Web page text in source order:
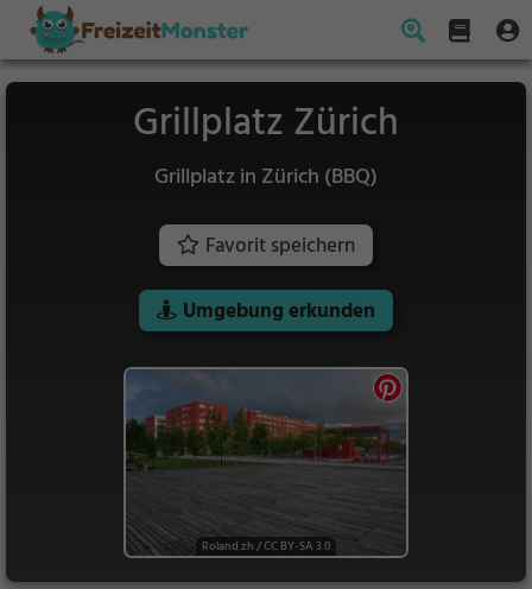
Grillplatz Zürich
Grillplatz in Zürich (BBQ)
Favorit speichern
Umgebung erkunden
Roland zh/CC BY-SA 3.0